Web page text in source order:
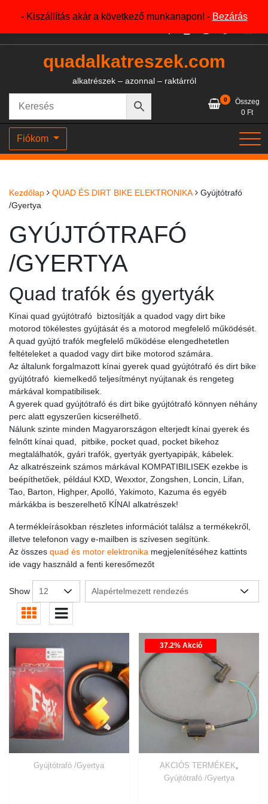
- Kiszállítás akár a következő munkanapon! - Bezárás
+36204327386
quadalkatreszek.com
alkatrészek – azonnal – raktárról
0
Összeg
0 Ft
Fiókom
Kezdőlap QUAD ÉS DIRT BIKE ELEKTRONIKA
Gyújtótrafó
/Gyertya
GYÚJTÓTRAFÓ
/GYERTYA
Quad trafók és gyertyák
Kínai quad gyújtótrafó biztosítják a quadod vagy dirt bike
motorod tökélestes gyújtását és a motorod megfelelő működését.
A quad gyújtó trafók megfelelő működése elengedhetetlen
feltételeket a quadod vagy dirt bike motorod számára.
Az általunk forgalmazott kínai gyerek quad gyújtótrafó és dirt bike
gyújtótrafó kiemelkedő teljesítményt nyújtanak és rengeteg
márkával kompatibilisek.
A gyerek quad gyújtótrafó és dirt bike gyújtótrafó könnyen néhány
perc alatt egyszerűen kicserélhető.
Nálunk szinte minden Magyarországon elterjedt kínai gyerek és
felnőtt kínai quad, pitbike, pocket quad, pocket bikehoz
megtalálhatók, gyári trafók, gyertyák gyertyapipák, kábelek.
Az alkatrészeink számos márkával KOMPATIBILISEK ezekbe is
beépíthetőek, például KXD, Wexxtor, Zongshen, Loncin, Lifan,
Tao, Barton, Highper, Apolló, Yakimoto, Kazuma és egyéb
márkákba is beszerelhető KÍNAI alkatrészek!
A termékleírásokban részletes információt találsz a termékekről,
illetve telefonon vagy e-mailben is szívesen segítünk.
Az összes quad és motor elektronika megjelenítéséhez kattints
ide vagy használd a fenti keresőmezőt
Show
Gyújtótrafó /Gyertya
37.2% Akció
AKCIÓS TERMÉKEK
Gyújtótrafó /Gyertya